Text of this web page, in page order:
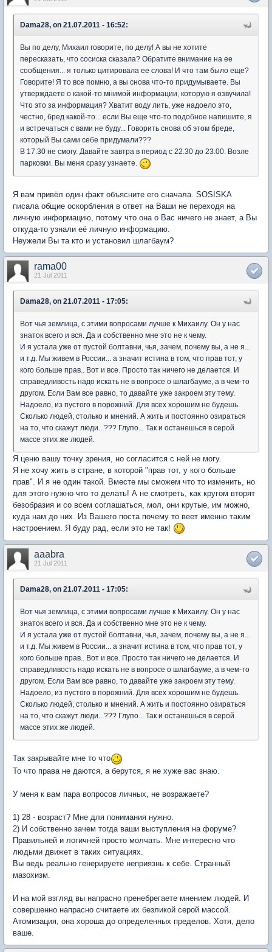
Dama28, on 21.07.2011 - 16:52:
Вы по делу, Михаил говорите, по делу! А вы не хотите
пересказать, что сосиска сказала? Обратите внимание на ее
сообщения... я только цитировала ее слова! И что там было еще?
Говорите! Я то все помню, а вы снова что-то придумываете. Вы
утверждаете о какой-то мнимой информации, которую я озвучила!
Что это за информация? Хватит воду лить, уже надоело это,
честно, бред какой-то... если Вы еще что-то подобное напишите, я
и встречаться с вами не буду... Говорить снова об этом бреде,
который Вы сами себе придумали???
В 17.30 не смогу. Давайте завтра в период с 22.30 до 23.00. Возле
парковки. Вы меня сразу узнаете.
Я вам привёл один факт объясните его сначала. SOSISKA
писала общие оскорбления в ответ на Ваши не переходя на
личную информацию, потому что она о Вас ничего не знает, а Вы
откуда-то узнали её личную информацию.
Неужели Вы та кто и установил шлагбаум?
rama00
21 Jul 2011
Dama28, on 21.07.2011 - 17:05:
Вот чья землица, с этими вопросами лучше к Михаилу. Он у нас
знаток всего и вся. Да и собственно мне это не к чему.
И я устала уже от пустой болтавни, чья, зачем, почему вы, а не я...
и т.д. Мы живем в России... а значит истина в том, что прав тот, у
кого больше прав.. Вот и все. Просто так ничего не делается. И
справедливость надо искать не в вопросе о шлагбауме, а в чем-то
другом. Если Вам все равно, то давайте уже закроем эту тему.
Надоело, из пустого в порожний. Для всех хорошим не будешь.
Сколько людей, столько и мнений. А жить и постоянно озираться
на то, что скажут люди...??? Глупо... Так и останешься в серой
массе этих же людей.
Я ценю вашу точку зрения, но согласится с ней не могу.
Я не хочу жить в стране, в которой "прав тот, у кого больше
прав". И я не один такой. Вместе мы сможем что то изменить, но
для этого нужно что то делать! А не смотреть, как кругом вторят
безобразия и со всем соглашаться, мол, они крутые, им можно,
куда нам до них. Из Вашего поста почему то веет именно таким
настроением. Я буду рад, если это не так!
aaabra
21 Jul 2011
Dama28, on 21.07.2011 - 17:05:
Вот чья землица, с этими вопросами лучше к Михаилу. Он у нас
знаток всего и вся. Да и собственно мне это не к чему.
И я устала уже от пустой болтавни, чья, зачем, почему вы, а не я...
и т.д. Мы живем в России... а значит истина в том, что прав тот, у
кого больше прав.. Вот и все. Просто так ничего не делается. И
справедливость надо искать не в вопросе о шлагбауме, а в чем-то
другом. Если Вам все равно, то давайте уже закроем эту тему.
Надоело, из пустого в порожний. Для всех хорошим не будешь.
Сколько людей, столько и мнений. А жить и постоянно озираться
на то, что скажут люди...??? Глупо... Так и останешься в серой
массе этих же людей.
Так закрывайте мне то что
То что права не даются, а берутся, я не хуже вас знаю.
У меня к вам пара вопросов личных, не возражаете?
1) 28 - возраст? Мне для понимания нужно.
2) И собственно зачем тогда ваши выступления на форуме?
Правильней и логичней просто молчать. Мне интересно что
людьми движет в таких ситуациях.
Вы ведь реально генерируете неприязнь к себе. Странный
мазохизм.
И на мой взгляд вы напрасно пренебрегаете мнением людей. И
совершенно напрасно считаете их безликой серой массой.
Атомизация, она хороша до определенных пределов. Хотя, дело
ваше.